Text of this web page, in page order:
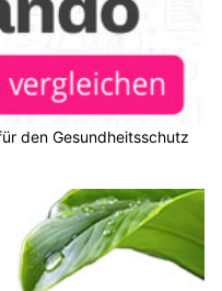
den Gesundheitsschutz